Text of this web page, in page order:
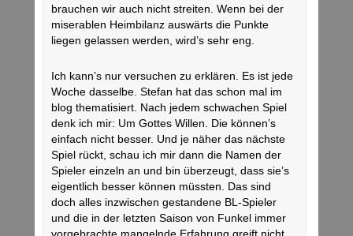
brauchen wir auch nicht streiten. Wenn bei der
miserablen Heimbilanz auswärts die Punkte
liegen gelassen werden, wird’s sehr eng.
Ich kann’s nur versuchen zu erklären. Es ist jede
Woche dasselbe. Stefan hat das schon mal im
blog thematisiert. Nach jedem schwachen Spiel
denk ich mir: Um Gottes Willen. Die können’s
einfach nicht besser. Und je näher das nächste
Spiel rückt, schau ich mir dann die Namen der
Spieler einzeln an und bin überzeugt, dass sie’s
eigentlich besser können müssten. Das sind
doch alles inzwischen gestandene BL-Spieler
und die in der letzten Saison von Funkel immer